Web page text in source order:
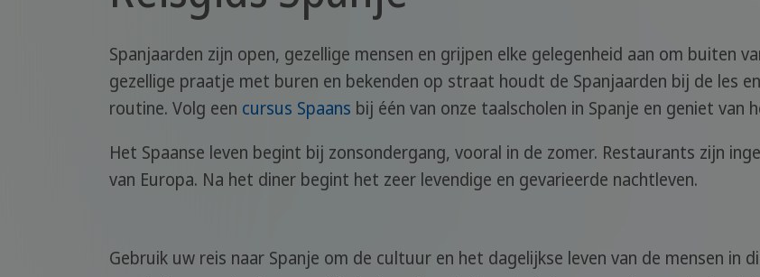
Spanjaarden zijn open, gezellige mensen en grijpen elke gelegenheid aan om buiten
gezellige praatje met buren en bekenden op straat houdt de Spanjaarden bij de les
routine. Volg een cursus Spaans bij één van onze taalscholen in Spanje en geniet van
Het Spaanse leven begint bij zonsondergang, vooral in de zomer. Restaurants zijn
van Europa. Na het diner begint het zeer levendige en gevarieerde nachtleven.
Gebruik uw reis naar Spanje om de cultuur en het dagelijkse leven van de mensen in